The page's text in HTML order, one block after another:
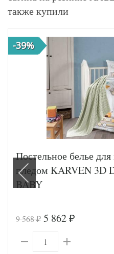
также купили
-39%
Постельное белье
пледом KARVEN 3D
BABY
9 568₽ 5 862 ₽